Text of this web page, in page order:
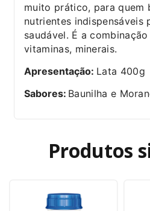
muito prático, para quem
nutrientes indispensáveis
saudável. É a
vitaminas, minerais.
Apresentação: Lata 400g
Sabores: Baunilha e
Produtos